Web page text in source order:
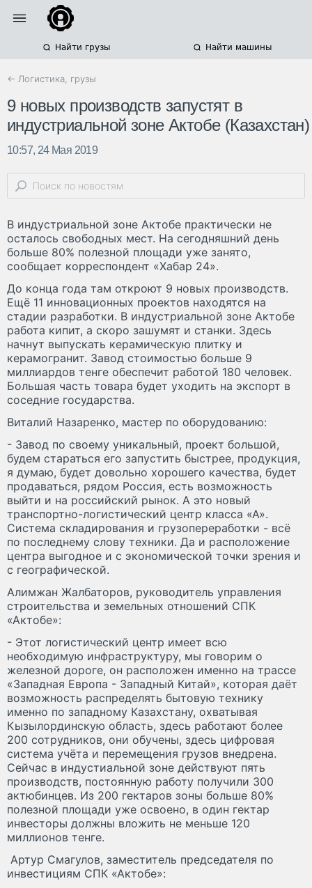
Найти грузы Найти машины
← Логистика, грузы
9 новых производств запустят в
индустриальной зоне Актобе (Казахстан)
10:57, 24 Мая 2019
В индустриальной зоне Актобе практически не
осталось свободных мест. На сегодняшний день
больше 80% полезной площади уже занято,
сообщает корреспондент «Хабар 24».
До конца года там откроют 9 новых производств.
Ещё 11 инновационных проектов находятся на
стадии разработки. В индустриальной зоне Актобе
работа кипит, а скоро зашумят и станки. Здесь
начнут выпускать керамическую плитку и
керамогранит. Завод стоимостью больше 9
миллиардов тенге обеспечит работой 180 человек.
Большая часть товара будет уходить на экспорт в
соседние государства.
Виталий Назаренко, мастер по оборудованию:
- Завод по своему уникальный, проект большой,
будем стараться его запустить быстрее, продукция,
я думаю, будет довольно хорошего качества, будет
продаваться, рядом Россия, есть возможность
выйти и на российский рынок. А это новый
транспортно-логистический центр класса «А».
Система складирования и грузопереработки - всё
по последнему слову техники. Да и расположение
центра выгодное и с экономической точки зрения и
с географической.
Алимжан Жалбаторов, руководитель управления
строительства и земельных отношений СПК
«Актобе»:
- Этот логистический центр имеет всю
необходимую инфраструктуру, мы говорим о
железной дороге, он расположен именно на трассе
«Западная Европа - Западный Китай», которая даёт
возможность распределять бытовую технику
именно по западному Казахстану, охватывая
Кызылординскую область, здесь работают более
200 сотрудников, они обучены, здесь цифровая
система учёта и перемещения грузов внедрена.
Сейчас в индустиальной зоне действуют пять
производств, постоянную работу получили 300
актюбинцев. Из 200 гектаров зоны больше 80%
полезной площади уже освоено, в один гектар
инвесторы должны вложить не меньше 120
миллионов тенге.
Артур Смагулов, заместитель председателя по
инвестициям СПК «Актобе»: